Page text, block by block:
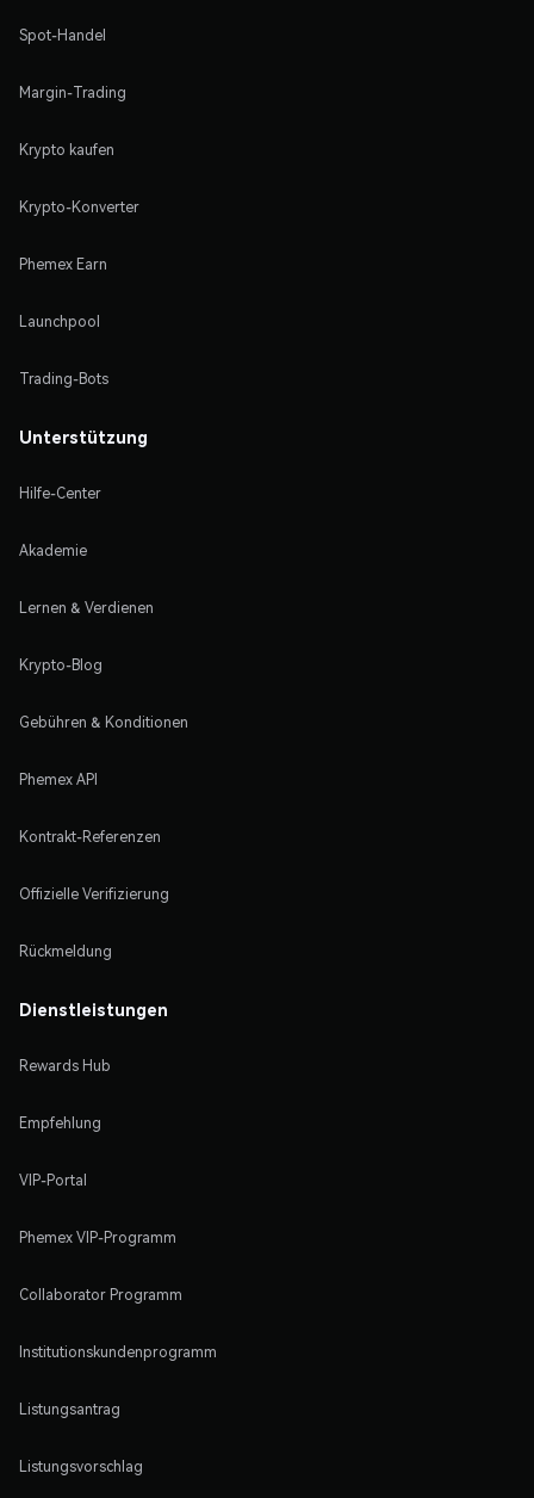
Spot-Handel
Margin-Trading
Krypto kaufen
Krypto-Konverter
Phemex Earn
Launchpool
Trading-Bots
Unterstützung
Hilfe-Center
Akademie
Lernen & Verdienen
Krypto-Blog
Gebühren & Konditionen
Phemex API
Kontrakt-Referenzen
Offizielle Verifizierung
Rückmeldung
Dienstleistungen
Rewards Hub
Empfehlung
VIP-Portal
Phemex VIP-Programm
Collaborator Programm
Institutionskundenprogramm
Listungsantrag
Listungsvorschlag